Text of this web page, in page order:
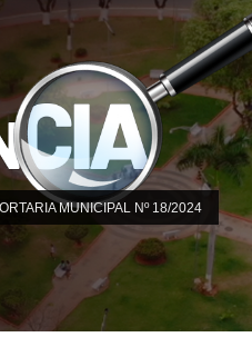
MUNICIPAL Nº 18/2024